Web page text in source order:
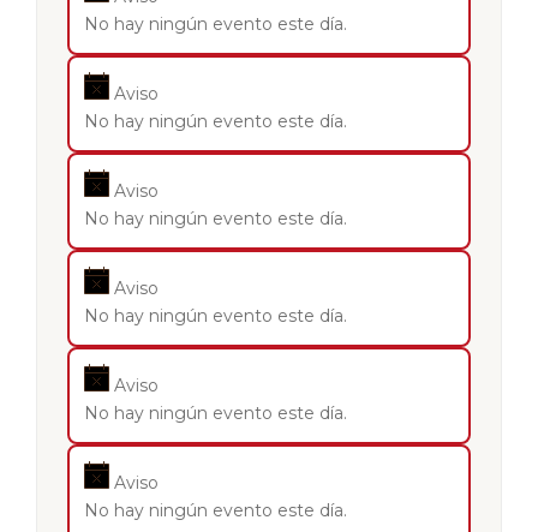
No hay ningún evento este día.
Aviso
No hay ningún evento este día.
Aviso
No hay ningún evento este día.
Aviso
No hay ningún evento este día.
Aviso
No hay ningún evento este día.
Aviso
No hay ningún evento este día.